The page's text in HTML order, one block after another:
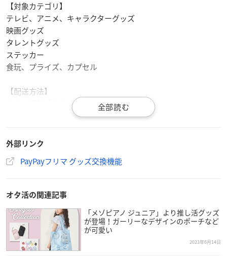
【対象カテゴリ】
テレビ、アニメ、キャラクターグッズ
映画グッズ
タレントグッズ
ステッカー
食玩、プライズ、カプセル
【配送方法】
ヤマト運輸「ネコポス」
（縦23cm～31.2cm以内、横11.5cm～22.8cm以内、厚さ3c
手数料：8円（税込）
※トレーディングカードのうち一次流通における定価より著し
く高額なもの、サイン入りグッズ、興行チケット等は出品不
可。出品対象カテゴリに関する詳細は公式サイトをご確認くだ
さい。
※募集者、依頼者ともに一律固定
外部リンク
PayPayフリマ グッズ交換機能
オタ活の関連記事
「メゾピアノ ジュニア」より推し活グッズ
が登場！ガーリーなデザインのポーチなど
が可愛い
2023年6月14日